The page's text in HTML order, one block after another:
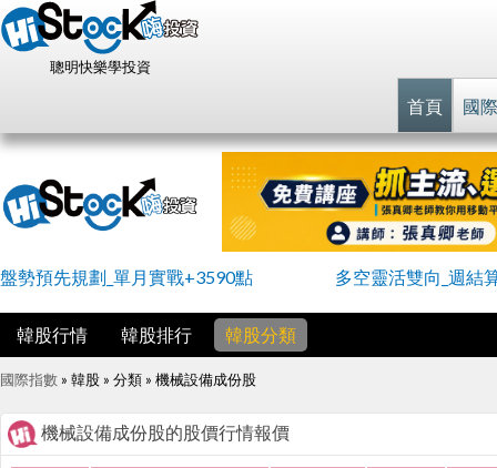
聰明快樂學投資
首頁 國
盤勢預先規劃_單月實戰+3590點 多空靈活雙向_週結
韓股行情 韓股排行 韓股分類
國際指數 » 韓股 » 分類 » 機械設備成份股
機械設備成份股的股價行情報價